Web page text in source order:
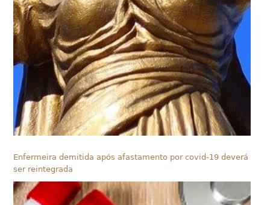
Enfermeira demitida após afastamento por covid-19 deverá
ser reintegrada